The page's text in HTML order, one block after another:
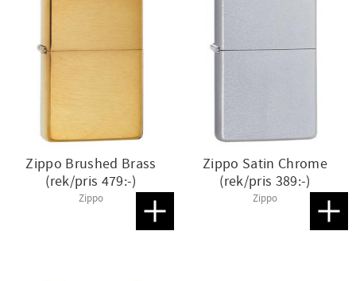
Zippo Brushed Brass
(rek/pris 479:-)
Zippo
Lägg till i favoriter
Zippo Satin Chrome
(rek/pris 389:-)
Zippo